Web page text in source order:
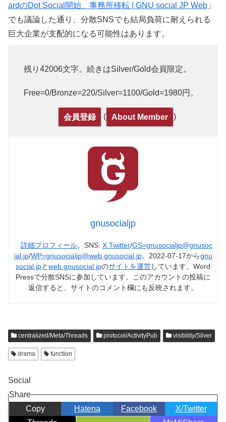
ardのDot Social開始、事務所移転 | GNU social JP Web 」
でも議論した通り、分散SNSでも結局負荷に耐えられる
巨大企業が支配的になる可能性はあります。
残り42006文字。続きはSilver/Gold会員限定。
Free=0/Bronze=220/Silver=1100/Gold=1980円。
会員登録 ( About Member )
gnusocialjp
詳細プロフィール。SNS: X Twitter/GS=gnusocialjp@gnusoc
ial.jp/WP=gnusocialjp@web.gnusocial.jp。2022-07-17からgnu
social.jpとweb.gnusocial.jpのサイトを運営しています。Word
Pressで分散SNSに参加しています。このアカウントの投稿に
返信すると、サイトのコメント欄にも反映されます。
centralized/Meta/Threads protocol/ActivityPub visibility/Silver
drama function
Social
Share
Copy
Hatena Facebook
X/Twitter